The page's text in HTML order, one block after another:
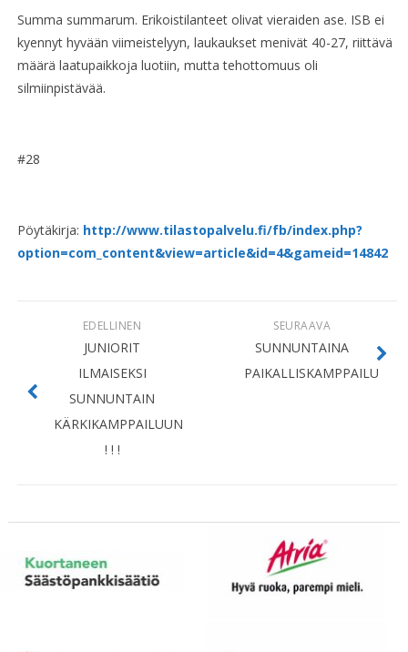
Summa summarum. Erikoistilanteet olivat vieraiden ase. ISB ei
kyennyt hyvään viimeistelyyn, laukaukset menivät 40-27, riittävä
määrä laatupaikkoja luotiin, mutta tehottomuus oli
silmiinpistävää.
#28
Pöytäkirja: http://www.tilastopalvelu.fi/fb/index.php?
option=com_content&view=article&id=4&gameid=14842
SEURAAVA
SUNNUNTAINA
PAIKALLISKAMPPAILU
EDELLINEN
JUNIORIT
ILMAISEKSI
SUNNUNTAIN
KÄRKIKAMPPAILUUN
! ! !